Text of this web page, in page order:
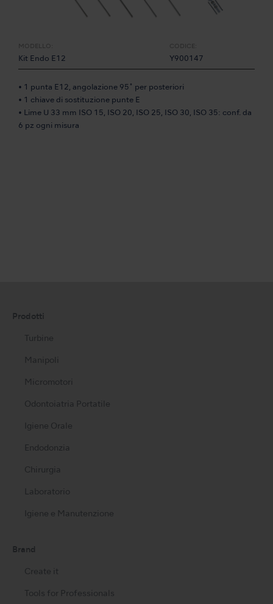
MODELLO:
Kit Endo E12
CODICE:
Y900147
• 1 punta E12, angolazione 95˚ per posteriori
• 1 chiave di sostituzione punte E
• Lime U 33 mm ISO 15, ISO 20, ISO 25, ISO 30, ISO 35: conf. da
6 pz ogni misura
Prodotti
Turbine
Manipoli
Micromotori
Odontoiatria Portatile
Igiene Orale
Endodonzia
Chirurgia
Laboratorio
Igiene e Manutenzione
Brand
Create it
Tools for Professionals